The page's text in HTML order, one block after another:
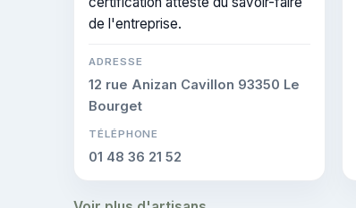
de l'entreprise.
ADRESSE
12 rue Anizan Cavillon 93350 Le
Bourget
TÉLÉPHONE
01 48 36 21 52